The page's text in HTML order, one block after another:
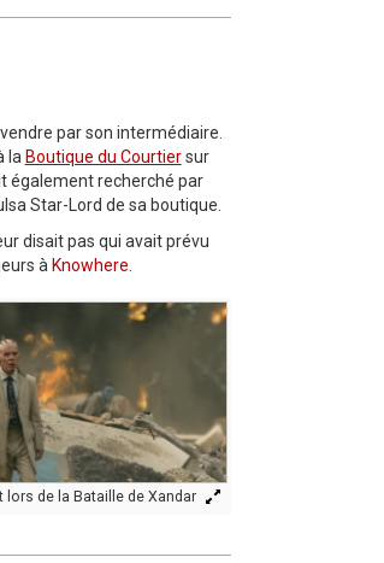
par son intermédiaire.
la Boutique du Courtiersur
également recherché par
Star-Lord de sa boutique.
disait pas qui avait prévu
à Knowhere
lors de la Bataille de Xandar